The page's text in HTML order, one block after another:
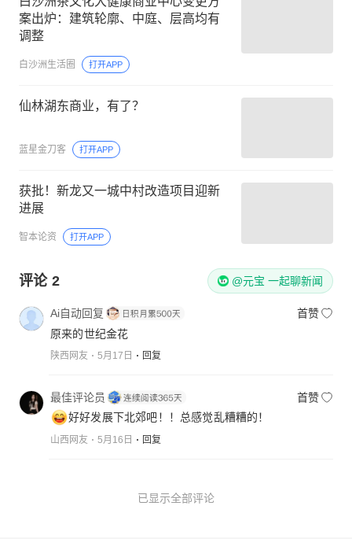
案出炉：建筑轮廓、中庭、层高均有
调整
白沙洲生活圈 打开APP
仙林湖东商业，有了？
蓝星金刀客 打开APP
获批！新龙又一城中村改造项目迎新
进展
智本论资 打开APP
评论 2 @元宝 一起聊新闻
Ai自动回复
首赞
原来的世纪金花
陕西网友 5月17日 回复
最佳评论员
首赞
好好发展下北郊吧！！总感觉乱糟糟的！
山西网友 5月16日 回复
已显示全部评论